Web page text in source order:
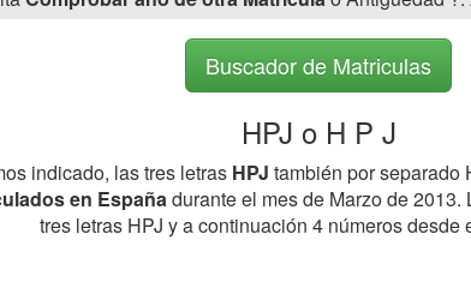
Buscador de Matriculas
HPJ o H P J
indicado, las tres letras HPJ también por separado
en Españadurante el mes de Marzo de 2013.
tres letras HPJ y a continuación 4 números desde